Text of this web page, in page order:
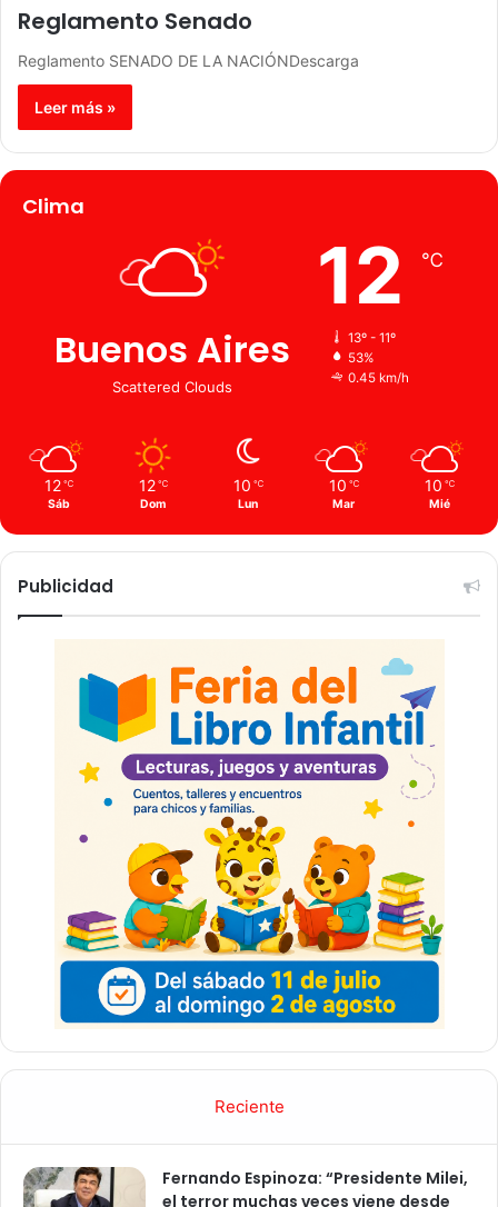
Reglamento Senado
Reglamento SENADO DE LA NACIÓNDescarga
Leer más »
Clima
Buenos Aires
Scattered Clouds
12 ℃
13º - 11º
53%
0.45 km/h
12 ℃
Sáb
12 ℃
Dom
10 ℃
Lun
10 ℃
Mar
10 ℃
Mié
Publicidad
Reciente
Fernando Espinoza: “Presidente Milei,
el terror muchas veces viene desde